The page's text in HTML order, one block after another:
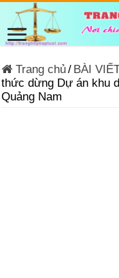
Trang chủ/ BÀI
thức dừng Dự án khu
Quảng Nam